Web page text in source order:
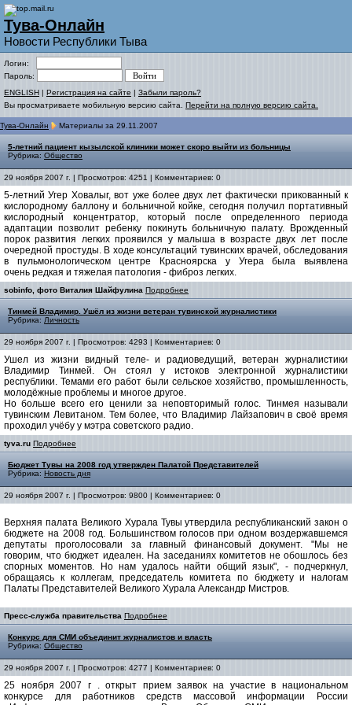
Тува-Онлайн
Новости Республики Тыва
Логин:
Пароль:
ENGLISH | Регистрация на сайте | Забыли пароль?
Вы просматриваете мобильную версию сайта. Перейти на полную версию сайта.
Тува-Онлайн Материалы за 29.11.2007
5-летний пациент кызылской клиники может скоро выйти из больницы
Рубрика: Общество
29 ноября 2007 г. | Просмотров: 4251 | Комментариев: 0
5-летний Угер Ховалыг, вот уже более двух лет фактически прикованный к
кислородному баллону и больничной койке, сегодня получил портативный
кислородный концентратор, который после определенного периода
адаптации позволит ребенку покинуть больничную палату. Врожденный
порок развития легких проявился у малыша в возрасте двух лет после
очередной простуды. В ходе консультаций тувинских врачей, обследования
в пульмонологическом центре Красноярска у Угера была выявлена
очень редкая и тяжелая патология - фиброз легких.
sobinfo, фото Виталия Шайфулина Подробнее
Тинмей Владимир. Ушёл из жизни ветеран тувинской журналистики
Рубрика: Личность
29 ноября 2007 г. | Просмотров: 4293 | Комментариев: 0
Ушел из жизни видный теле- и радиоведущий, ветеран журналистики
Владимир Тинмей. Он стоял у истоков электронной журналистики
республики. Темами его работ были сельское хозяйство, промышленность,
молодёжные проблемы и многое другое.
Но больше всего его ценили за неповторимый голос. Тинмея называли
тувинским Левитаном. Тем более, что Владимир Лайзапович в своё время
проходил учёбу у мэтра советского радио.
tyva.ru Подробнее
Бюджет Тувы на 2008 год утвержден Палатой Представителей
Рубрика: Новость дня
29 ноября 2007 г. | Просмотров: 9800 | Комментариев: 0
Верхняя палата Великого Хурала Тувы утвердила республиканский закон о
бюджете на 2008 год. Большинством голосов при одном воздержавшемся
депутаты проголосовали за главный финансовый документ. "Мы не
говорим, что бюджет идеален. На заседаниях комитетов не обошлось без
спорных моментов. Но нам удалось найти общий язык", - подчеркнул,
обращаясь к коллегам, председатель комитета по бюджету и налогам
Палаты Представителей Великого Хурала Александр Мистров.
Пресс-служба правительства Подробнее
Конкурс для СМИ объединит журналистов и власть
Рубрика: Общество
29 ноября 2007 г. | Просмотров: 4277 | Комментариев: 0
25 ноября 2007 г . открыт прием заявок на участие в национальном
конкурсе для работников средств массовой информации России